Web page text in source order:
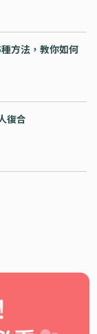
方法，教你如何
復合